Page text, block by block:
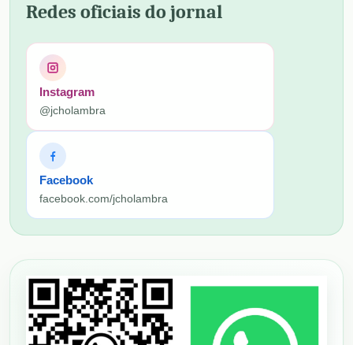
Redes oficiais do jornal
Instagram
@jcholambra
Facebook
facebook.com/jcholambra